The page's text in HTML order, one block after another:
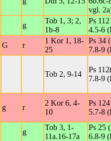
vgl.
g
Tob 1, 3; 2,
1b-8
Ps
4.5-6
G r
1 Kor 1, 18-
25
Ps 34
7.8-9
Tob 2, 9-14
Ps
7.8-9
g r
2 Kor 6, 4-
10
Ps
5.7-8
g
Tob 3, 1-
11a.16-17a
Ps 25
6.8-9